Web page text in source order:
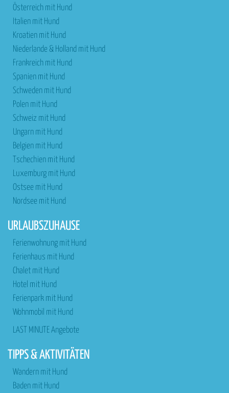
Österreich mit Hund
Italien mit Hund
Kroatien mit Hund
Niederlande & Holland mit Hund
Frankreich mit Hund
Spanien mit Hund
Schweden mit Hund
Polen mit Hund
Schweiz mit Hund
Ungarn mit Hund
Belgien mit Hund
Tschechien mit Hund
Luxemburg mit Hund
Ostsee mit Hund
Nordsee mit Hund
URLAUBSZUHAUSE
Ferienwohnung mit Hund
Ferienhaus mit Hund
Chalet mit Hund
Hotel mit Hund
Ferienpark mit Hund
Wohnmobil mit Hund
LAST MINUTE Angebote
TIPPS & AKTIVITÄTEN
Wandern mit Hund
Baden mit Hund